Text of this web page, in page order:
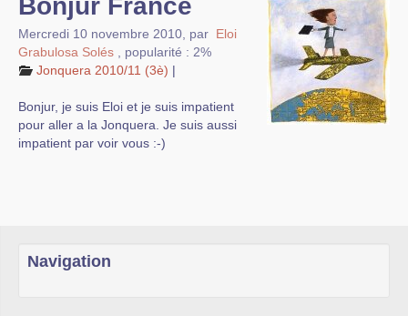
EDITO
Bonjur France
Mercredi 10 novembre 2010 par Eloi
Grabulosa Solés
popularité : 2%
Jonquera 2010/11 (3è) |
Bonjur, je suis Eloi et je suis impatient
pour aller a la Jonquera. Je suis aussi
impatient par voir vous :-)
Navigation